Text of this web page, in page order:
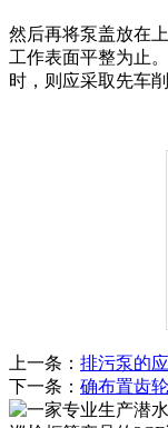
然后再将泵盖放在
工作表面平整为止
时，则应采取先车
上一条： 排污泵的
下一条： 确布置齿